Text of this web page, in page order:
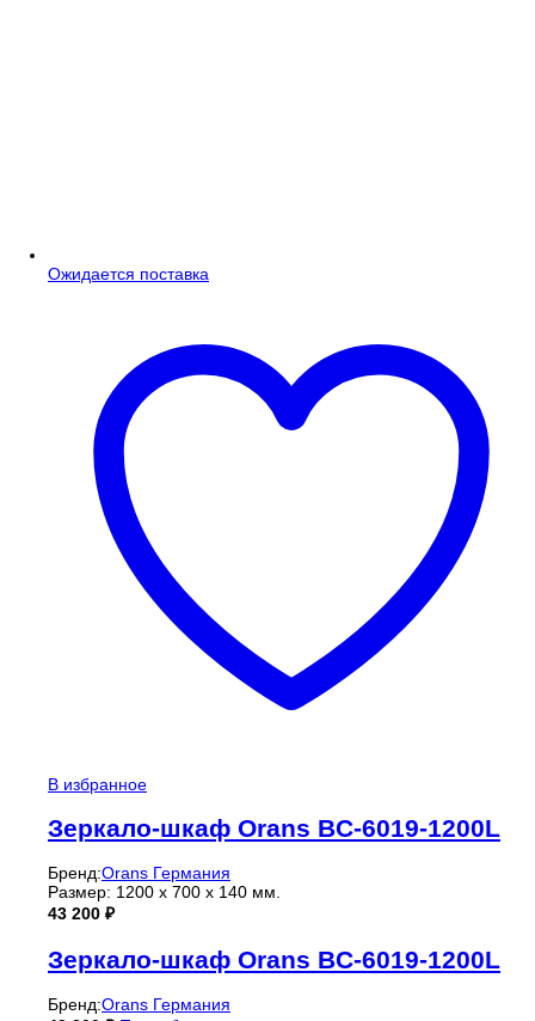
Ожидается поставка
В избранное
Зеркало-шкаф Orans BC-6019-1200L
Бренд:Orans Германия
Размер: 1200 х 700 х 140 мм.
43 200 ₽
Зеркало-шкаф Orans BC-6019-1200L
Бренд:Orans Германия